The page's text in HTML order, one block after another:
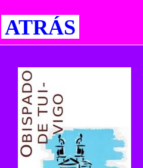
ATRÁS